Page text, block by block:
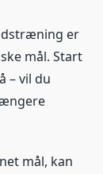
er
mål. Start
– vil du
mål, kan